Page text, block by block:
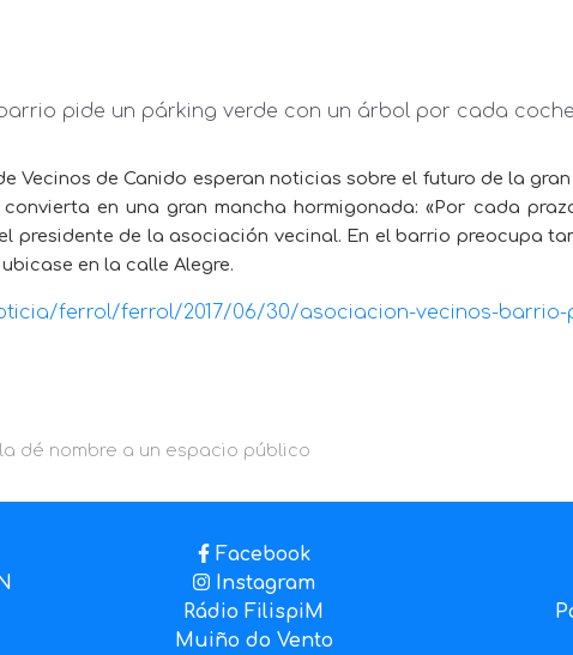
Vecinos de Canido esperan noticias sobre el futuro de la
en una gran mancha hormigonada: «Por cada
presidente de la asociación vecinal. En el barrio preocupa
en la calle Alegre.
ferrol/ferrol/2017/06/30/asociacion-vecinos-barrio-
dé nombre a un espacio público
Facebook
Instagram
Rádio FilispiM
Muiño do Vento